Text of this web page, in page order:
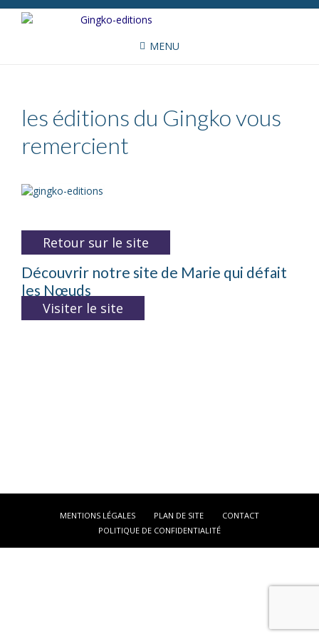
MENU
les éditions du Gingko vous
remercient
Retour sur le site
Découvrir notre site de Marie qui défait
les Nœuds
Visiter le site
MENTIONS LÉGALES PLAN DE SITE
CONTACT
POLITIQUE DE CONFIDENTIALITÉ